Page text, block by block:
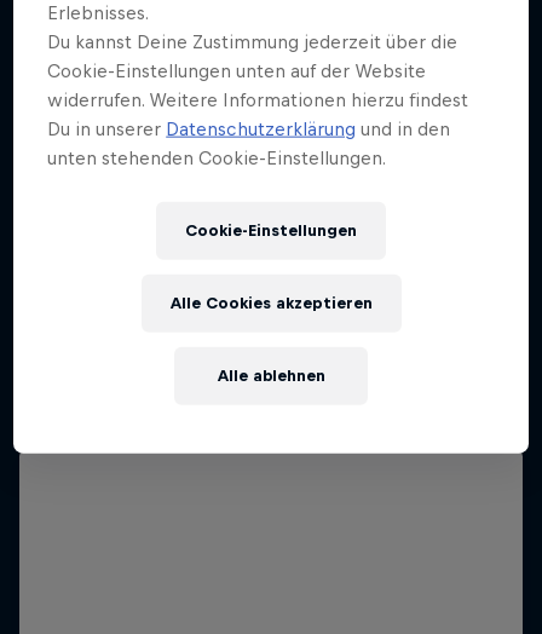
All-Access zu einer Fußballlegende
Erlebnisses.
Du kannst Deine Zustimmung jederzeit über die
Cookie-Einstellungen unten auf der Website
widerrufen. Weitere Informationen hierzu findest
Du in unserer Datenschutzerklärung und in den
unten stehenden Cookie-Einstellungen.
Cookie-Einstellungen
Alle ablehnen
Alle Cookies akzeptieren